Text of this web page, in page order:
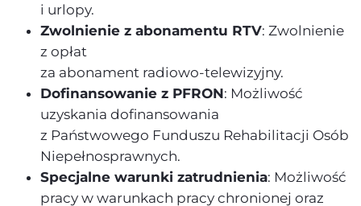
i urlopy.
Zwolnienie z abonamentu RTV: Zwolnienie
z opłat
za abonament radiowo-telewizyjny.
Dofinansowanie z PFRON: Możliwość
uzyskania dofinansowania
z Państwowego Funduszu Rehabilitacji Osób
Niepełnosprawnych.
Specjalne warunki zatrudnienia: Możliwość
pracy w warunkach pracy chronionej oraz